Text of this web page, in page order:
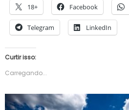
18+ Facebook
Telegram LinkedIn
Curtir isso:
Carregando...